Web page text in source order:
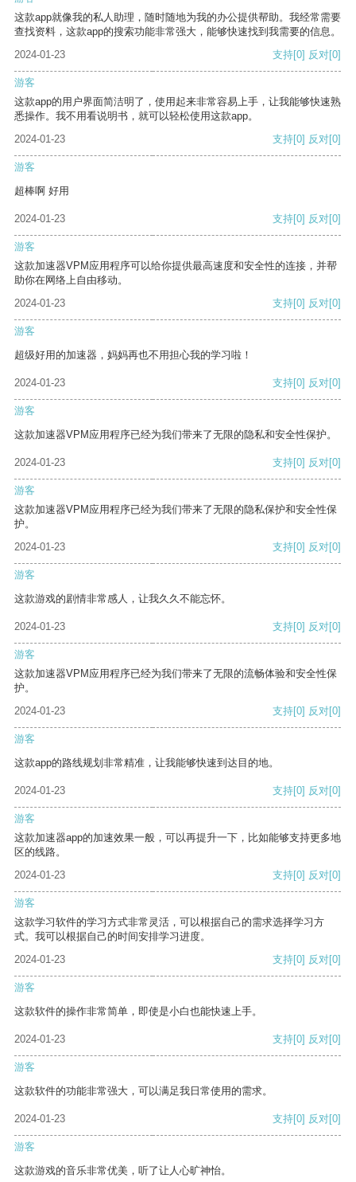
这款app就像我的私人助理，随时随地为我的办公提供帮助。我经常需要
查找资料，这款app的搜索功能非常强大，能够快速找到我需要的信息。
2024-01-23
支持[0] 反对[0]
游客
这款app的用户界面简洁明了，使用起来非常容易上手，让我能够快速熟
悉操作。我不用看说明书，就可以轻松使用这款app。
2024-01-23
支持[0] 反对[0]
游客
超棒啊 好用
2024-01-23 支持[0] 反对[0]
游客
这款加速器VPM应用程序可以给你提供最高速度和安全性的连接，并帮
助你在网络上自由移动。
2024-01-23
支持[0] 反对[0]
游客
超级好用的加速器，妈妈再也不用担心我的学习啦！
2024-01-23 支持[0] 反对[0]
游客
这款加速器VPM应用程序已经为我们带来了无限的隐私和安全性保护。
2024-01-23 支持[0] 反对[0]
游客
这款加速器VPM应用程序已经为我们带来了无限的隐私保护和安全性保
护。
2024-01-23
支持[0] 反对[0]
游客
这款游戏的剧情非常感人，让我久久不能忘怀。
2024-01-23 支持[0] 反对[0]
游客
这款加速器VPM应用程序已经为我们带来了无限的流畅体验和安全性保
护。
2024-01-23
支持[0] 反对[0]
游客
这款app的路线规划非常精准，让我能够快速到达目的地。
2024-01-23 支持[0] 反对[0]
游客
这款加速器app的加速效果一般，可以再提升一下，比如能够支持更多地
区的线路。
2024-01-23
支持[0] 反对[0]
游客
这款学习软件的学习方式非常灵活，可以根据自己的需求选择学习方
式。我可以根据自己的时间安排学习进度。
2024-01-23
支持[0] 反对[0]
游客
这款软件的操作非常简单，即使是小白也能快速上手。
2024-01-23 支持[0] 反对[0]
游客
这款软件的功能非常强大，可以满足我日常使用的需求。
2024-01-23 支持[0] 反对[0]
游客
这款游戏的音乐非常优美，听了让人心旷神怡。